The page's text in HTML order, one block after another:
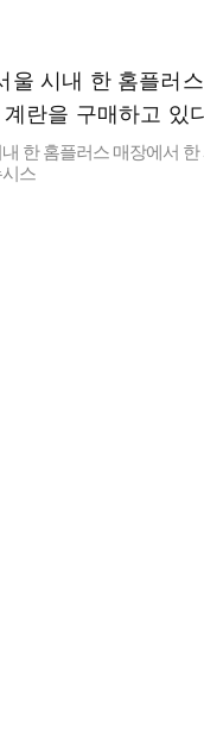
한 홈플러스 매장에서
스